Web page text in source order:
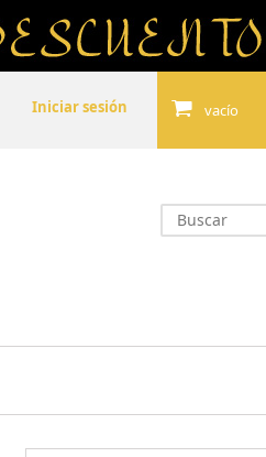
vacío
Iniciar sesión